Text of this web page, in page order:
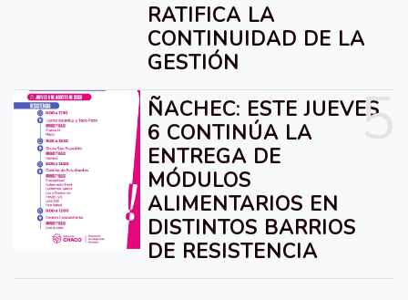
RATIFICA LA
CONTINUIDAD DE LA
GESTIÓN
5
ÑACHEC: ESTE JUEVES
6 CONTINÚA LA
ENTREGA DE
MÓDULOS
ALIMENTARIOS EN
DISTINTOS BARRIOS
DE RESISTENCIA